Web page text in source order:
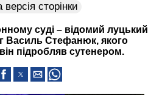
сторінки
суді – відомий луцький
Василь Стефанюк, якого
підробляв сутенером.